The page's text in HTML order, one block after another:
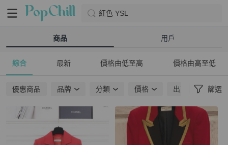
紅色 YSL
商品 用戶
綜合 最新 價格由低至高 價格由高至低
優惠商品 品牌 分類 價格 出貨地點 篩選